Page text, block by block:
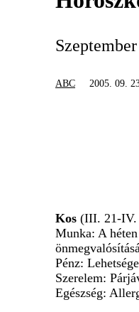
ABC 2005. 09.
Kos (III. 21-IV.
Munka: A
Pénz:
Szerelem:
Egészség: